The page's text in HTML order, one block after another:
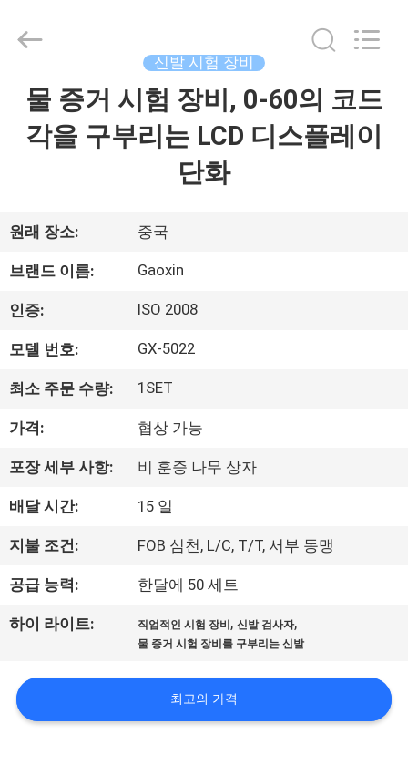
우
리
에
여
공
장
여
행
품
질
Testing
Equipment
Reserved.
Developed
신발 시험 장비
물 증거 시험 장비, 0-60의 코드
각을 구부리는 LCD 디스플레이
단화
원래 장소: 중국
브랜드 이름: Gaoxin
인증: ISO 2008
모델 번호: GX-5022
최소 주문 수량: 1SET
가격: 협상 가능
포장 세부 사항: 비 훈증 나무 상자
배달 시간: 15 일
지불 조건: FOB 심천, L/C, T/T, 서부 동맹
공급 능력: 한달에 50 세트
하이 라이트: 직업적인 시험 장비 ,신발 검사자,
물 증거 시험 장비를 구부리는 신발
최고의 가격